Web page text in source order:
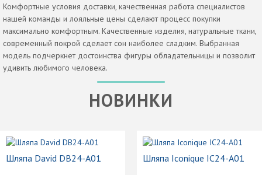
Комфортные условия доставки, качественная работа специалистов
нашей команды и лояльные цены сделают процесс покупки
максимально комфортным. Качественные изделия, натуральные ткани,
современный покрой сделает сон наиболее сладким. Выбранная
модель подчеркнет достоинства фигуры обладательницы и позволит
удивить любимого человека.
НОВИНКИ
Шляпа David DB24-A01 Шляпа Iconique